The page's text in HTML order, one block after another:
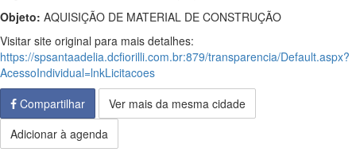
Objeto: AQUISIÇÃO DE MATERIAL DE CONSTRUÇÃO
Visitar site original para mais detalhes:
https://spsantaadelia.dcfiorilli.com.br:879/transparencia/Default.aspx?
AcessoIndividual=lnkLicitacoes
Compartilhar
Ver mais da mesma cidade
Adicionar à agenda